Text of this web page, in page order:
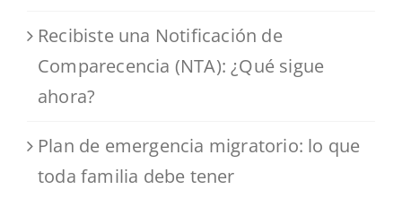
Recibiste una Notificación de
Comparecencia (NTA): ¿Qué sigue
ahora?
Plan de emergencia migratorio: lo que
toda familia debe tener